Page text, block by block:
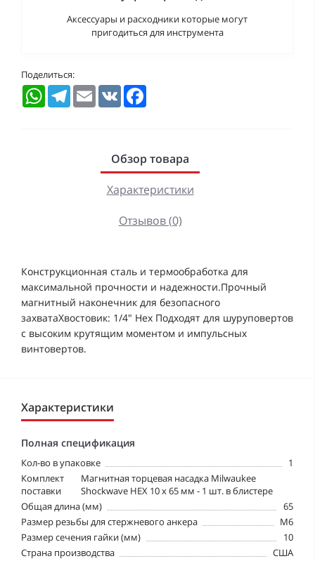
Аксессуары и расходники которые могут
пригодиться для инструмента
Поделиться:
WhatsAppTelegramEmail VK
Обзор товара
Характеристики
Отзывов (0)
Конструкционная сталь и термообработка для
максимальной прочности и надежности.Прочный
магнитный наконечник для безопасного
захватаХвостовик: 1/4" Hex Подходят для шуруповертов
с высоким крутящим моментом и импульсных
винтовертов.
Характеристики
Полная спецификация
Кол-во в упаковке
1
Комплект
поставки
Магнитная торцевая насадка Milwaukee
Shockwave HEX 10 х 65 мм - 1 шт. в блистере
Общая длина (мм)
65
Размер резьбы для стержневого анкера
M6
Размер сечения гайки (мм)
10
Страна производства
США